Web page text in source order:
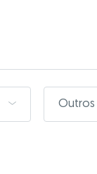
Outros